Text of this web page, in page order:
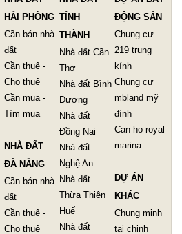
HẢI PHÒNG
Cần bán nhà
đất
Cần thuê -
Cho thuê
Cần mua -
Tìm mua
NHÀ ĐẤT
ĐÀ NẴNG
Cần bán nhà
đất
Cần thuê -
Cho thuê
TỈNH
THÀNH
Nhà đất Cần
Thơ
Nhà đất Bình
Dương
Nhà đất
Đồng Nai
Nhà đất
Nghệ An
Nhà đất
Thừa Thiên
Huế
Nhà đất
ĐỘNG SẢN
Chung cư
219 trung
kính
Chung cư
mbland mỹ
đình
Can ho royal
marina
DỰ ÁN
KHÁC
Chung minh
tai chinh